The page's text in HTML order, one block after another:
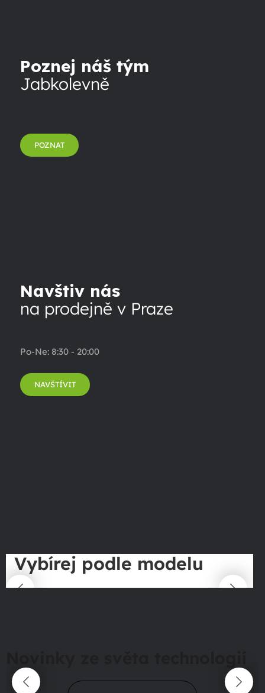
Poznej náš tým
Jabkolevně
POZNAT
Navštiv nás
na prodejně v Praze
Po-Ne: 8:30 - 20:00
NAVŠTÍVIT
Vybírej podle modelu